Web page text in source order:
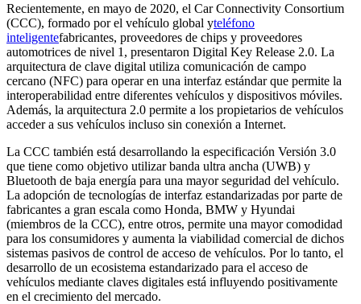
Recientemente, en mayo de 2020, el Car Connectivity Consortium
(CCC), formado por el vehículo global yteléfono
inteligentefabricantes, proveedores de chips y proveedores
automotrices de nivel 1, presentaron Digital Key Release 2.0. La
arquitectura de clave digital utiliza comunicación de campo
cercano (NFC) para operar en una interfaz estándar que permite la
interoperabilidad entre diferentes vehículos y dispositivos móviles.
Además, la arquitectura 2.0 permite a los propietarios de vehículos
acceder a sus vehículos incluso sin conexión a Internet.
La CCC también está desarrollando la especificación Versión 3.0
que tiene como objetivo utilizar banda ultra ancha (UWB) y
Bluetooth de baja energía para una mayor seguridad del vehículo.
La adopción de tecnologías de interfaz estandarizadas por parte de
fabricantes a gran escala como Honda, BMW y Hyundai
(miembros de la CCC), entre otros, permite una mayor comodidad
para los consumidores y aumenta la viabilidad comercial de dichos
sistemas pasivos de control de acceso de vehículos. Por lo tanto, el
desarrollo de un ecosistema estandarizado para el acceso de
vehículos mediante claves digitales está influyendo positivamente
en el crecimiento del mercado.